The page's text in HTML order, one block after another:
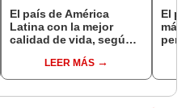
El país de América
Latina con la mejor
calidad de vida, según
Unidas: No es Uruguay
ni Costa Rica
LEER MÁS
El
más
pero